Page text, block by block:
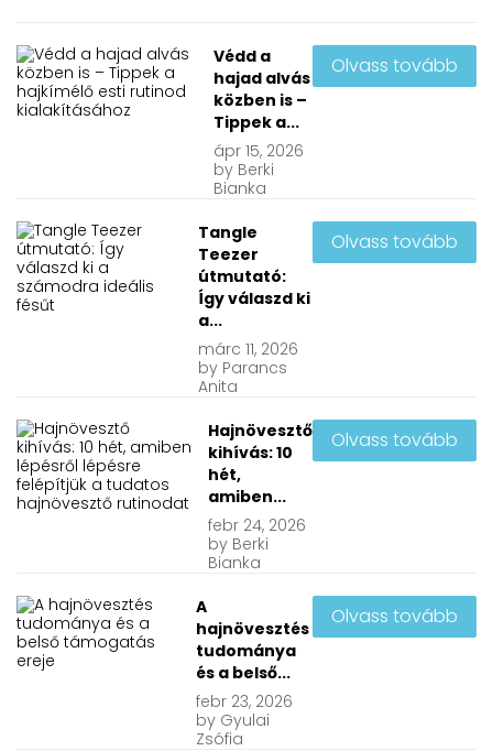
Védd a
hajad alvás
közben is –
Tippek a...
ápr15, 2026
by Berki
Bianka
Olvass tovább
Tangle
Teezer
útmutató:
Így válaszd ki
a...
márc11, 2026
by Parancs
Anita
Olvass tovább
Hajnövesztő
kihívás: 10
hét,
amiben...
febr 24, 2026
by Berki
Bianka
Olvass tovább
A
hajnövesztés
tudománya
és a belső...
febr 23, 2026
by Gyulai
Zsófia
Olvass tovább